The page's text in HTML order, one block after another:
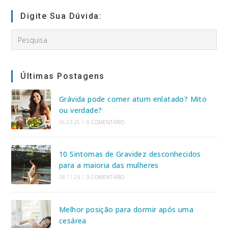
(opcional)
Digite Sua Dúvida:
this
Últimas Postagens
Grávida pode comer atum enlatado? Mito
ou verdade?
06.03.25 / 0 COMENTÁRIO
10 Sintomas de Gravidez desconhecidos
para a maioria das mulheres
08.11.24 / 0 COMENTÁRIO
Melhor posição para dormir após uma
cesárea